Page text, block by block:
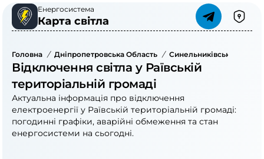
Енергосистема
Карта світла
Головна / Дніпропетровська Область / Синельниківський Район
Відключення світла у Раївській
територіальній громаді
Актуальна інформація про відключення
електроенергії у Раївській територіальній громаді:
погодинні графіки, аварійні обмеження та стан
енергосистеми на сьогодні.